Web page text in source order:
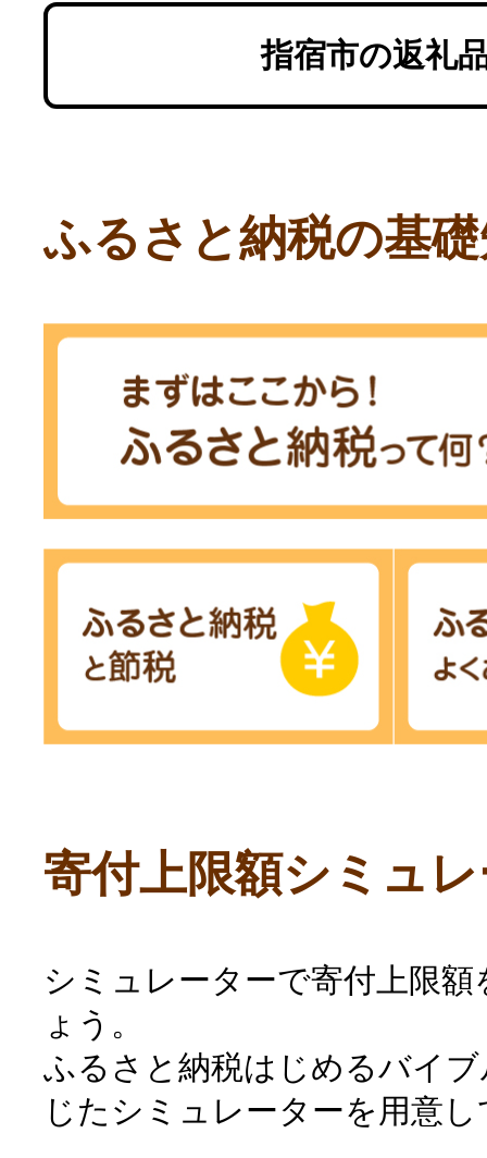
指宿市の返礼
ふるさと納税の基
寄付上限額シミュ
シミュレーターで寄付上限
ょう。
ふるさと納税はじめるバイ
じたシミュレーターを用意